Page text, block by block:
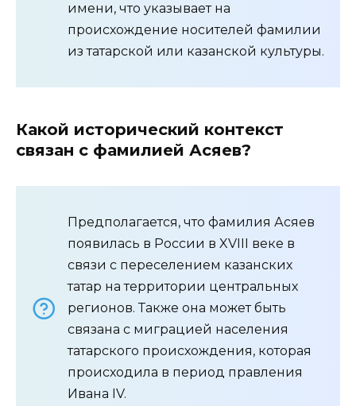
имени, что указывает на
происхождение носителей фамилии
из татарской или казанской культуры.
Какой исторический контекст
связан с фамилией Асяев?
Предполагается, что фамилия Асяев
появилась в России в XVIII веке в
связи с переселением казанских
татар на территории центральных
регионов. Также она может быть
связана с миграцией населения
татарского происхождения, которая
происходила в период правления
Ивана IV.